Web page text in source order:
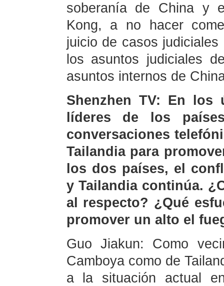
soberanía de China y
Kong, a no hacer
juicio de casos
los asuntos judiciales
asuntos internos de
Shenzhen TV: En
líderes de los
conversaciones
Tailandia para
los dos países, el
y Tailandia continúa.
al respecto? ¿Qué
promover un alto el
Guo Jiakun: Como
Camboya como de
a la situación actual